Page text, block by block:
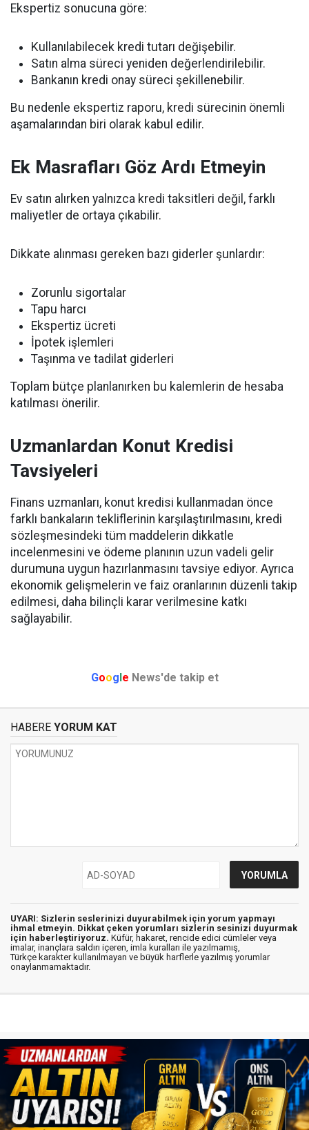
Ekspertiz sonucuna göre:
Kullanılabilecek kredi tutarı değişebilir.
Satın alma süreci yeniden değerlendirilebilir.
Bankanın kredi onay süreci şekillenebilir.
Bu nedenle ekspertiz raporu, kredi sürecinin önemli
aşamalarından biri olarak kabul edilir.
Ek Masrafları Göz Ardı Etmeyin
Ev satın alırken yalnızca kredi taksitleri değil, farklı
maliyetler de ortaya çıkabilir.
Dikkate alınması gereken bazı giderler şunlardır:
Zorunlu sigortalar
Tapu harcı
Ekspertiz ücreti
İpotek işlemleri
Taşınma ve tadilat giderleri
Toplam bütçe planlanırken bu kalemlerin de hesaba
katılması önerilir.
Uzmanlardan Konut Kredisi
Tavsiyeleri
Finans uzmanları, konut kredisi kullanmadan önce
farklı bankaların tekliflerinin karşılaştırılmasını, kredi
sözleşmesindeki tüm maddelerin dikkatle
incelenmesini ve ödeme planının uzun vadeli gelir
durumuna uygun hazırlanmasını tavsiye ediyor. Ayrıca
ekonomik gelişmelerin ve faiz oranlarının düzenli takip
edilmesi, daha bilinçli karar verilmesine katkı
sağlayabilir.
Google News'de takip et
HABERE YORUM KAT
UYARI: Sizlerin seslerinizi duyurabilmek için yorum yapmayı
ihmal etmeyin. Dikkat çeken yorumları sizlerin sesinizi duyurmak
için haberleştiriyoruz. Küfür, hakaret, rencide edici cümleler veya
imalar, inançlara saldırı içeren, imla kuralları ile yazılmamış,
Türkçe karakter kullanılmayan ve büyük harflerle yazılmış yorumlar
onaylanmamaktadır.